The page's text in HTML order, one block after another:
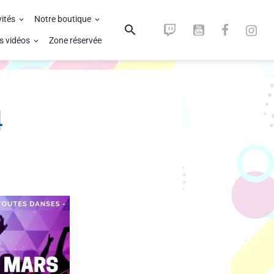
Notre boutique
vidéos Zone réservée